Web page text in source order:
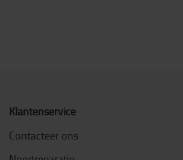
Klantenservice
Contacteer ons